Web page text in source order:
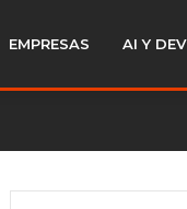
EMPRESAS AI Y DEV